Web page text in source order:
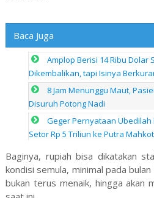
Baca Juga
Amplop Berisi 14 Ribu Dolar
Dikembalikan, tapi Isinya
8 Jam Menunggu Maut,
Disuruh Potong Nadi
Geger Pernyataan Ubedilah
Setor Rp 5 Triliun ke Putra
Baginya, rupiah bisa dikatakan
kondisi semula, minimal pada
bukan terus menaik, hingga akan